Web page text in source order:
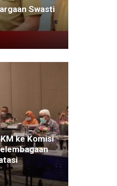
Swasti
ke Komisi